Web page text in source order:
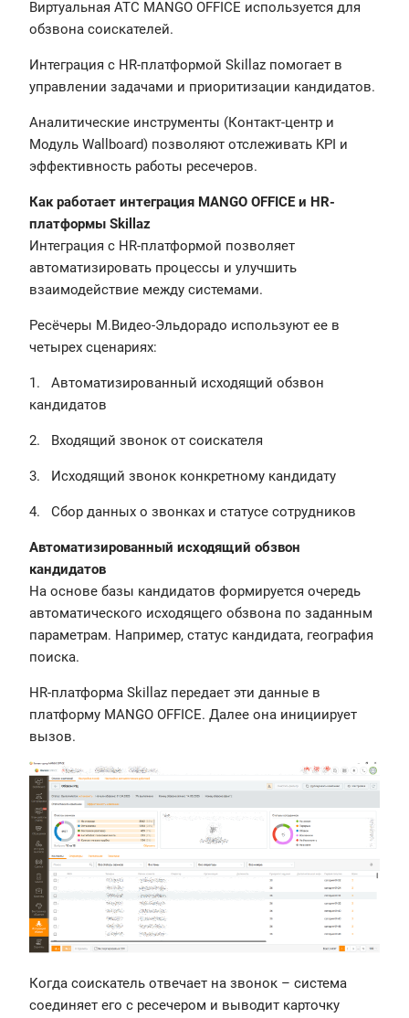
Виртуальная АТС MANGO OFFICE используется для
обзвона соискателей.
Интеграция с HR-платформой Skillaz помогает в
управлении задачами и приоритизации кандидатов.
Аналитические инструменты (Контакт-центр и
Модуль Wallboard) позволяют отслеживать KPI и
эффективность работы ресечеров.
Как работает интеграция MANGO OFFICE и HR-
платформы Skillaz
Интеграция с HR-платформой позволяет
автоматизировать процессы и улучшить
взаимодействие между системами.
Ресёчеры М.Видео-Эльдорадо используют ее в
четырех сценариях:
1. Автоматизированный исходящий обзвон
кандидатов
2. Входящий звонок от соискателя
3. Исходящий звонок конкретному кандидату
4. Сбор данных о звонках и статусе сотрудников
Автоматизированный исходящий обзвон
кандидатов
На основе базы кандидатов формируется очередь
автоматического исходящего обзвона по заданным
параметрам. Например, статус кандидата, география
поиска.
HR-платформа Skillaz передает эти данные в
платформу MANGO OFFICE. Далее она инициирует
вызов.
Когда соискатель отвечает на звонок – система
соединяет его с ресечером и выводит карточку